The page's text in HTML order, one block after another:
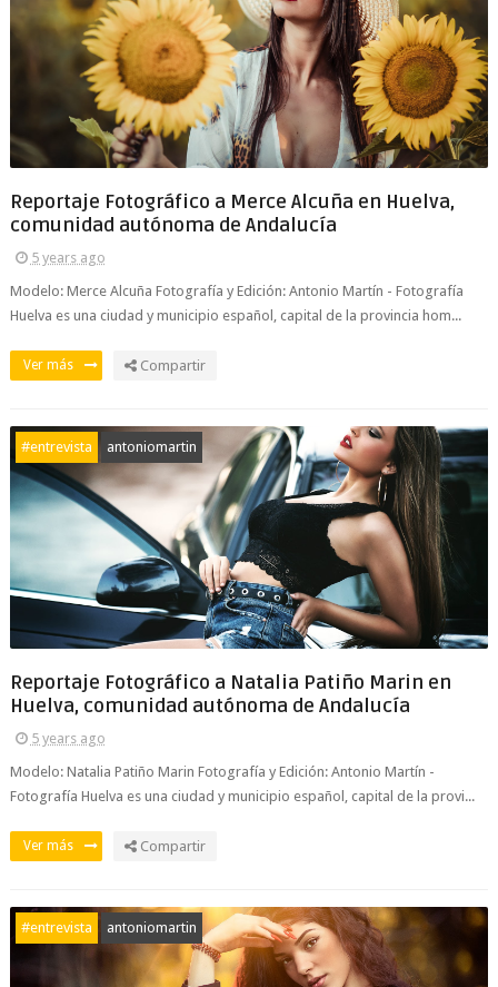
Reportaje Fotográfico a Merce Alcuña en Huelva,
comunidad autónoma de Andalucía
5 years ago
Modelo: Merce Alcuña Fotografía y Edición: Antonio Martín - Fotografía
Huelva es una ciudad y municipio español, capital de la provincia hom...
Ver más Compartir
#entrevista antoniomartin
Reportaje Fotográfico a Natalia Patiño Marin en
Huelva, comunidad autónoma de Andalucía
5 years ago
Modelo: Natalia Patiño Marin Fotografía y Edición: Antonio Martín -
Fotografía Huelva es una ciudad y municipio español, capital de la provi...
Ver más Compartir
#entrevista antoniomartin